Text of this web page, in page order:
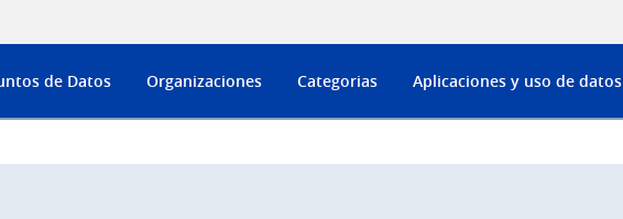
de Datos Organizaciones Categorias Aplicaciones y uso de datos